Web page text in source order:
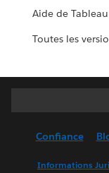
Aide de Tableau
Toutes les
Confiance
Informations